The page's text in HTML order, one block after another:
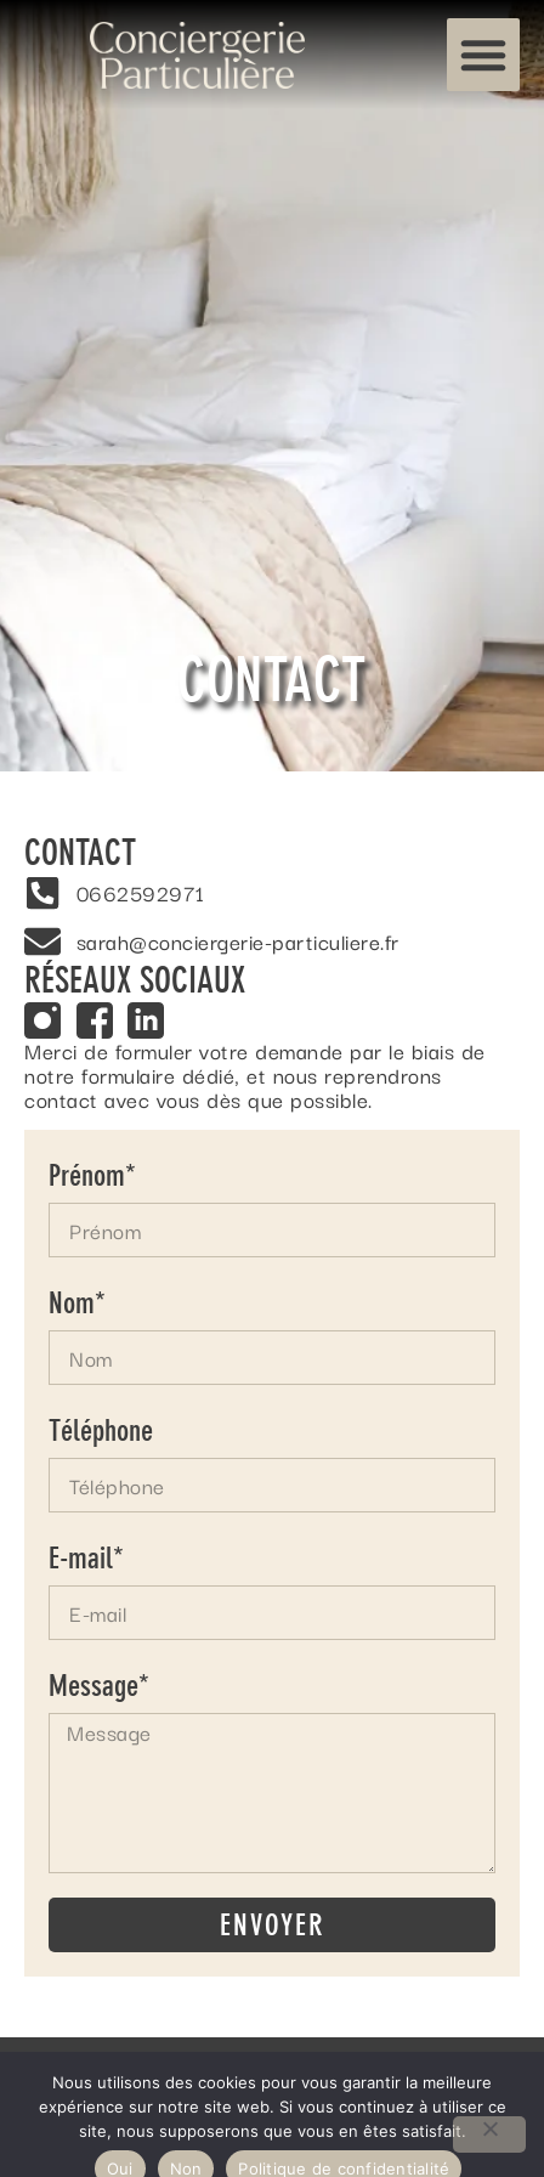
CONTACT
Merci de formuler votre demande par le biais de
notre formulaire dédié, et nous reprendrons
contact avec vous dès que possible.
CONTACT
0662592971
sarah@conciergerie-particuliere.fr
RÉSEAUX SOCIAUX
Prénom*
Nom*
Téléphone
E-mail*
Message*
ENVOYER
Nous utilisons des cookies pour vous garantir la meilleure
expérience sur notre site web. Si vous continuez à utiliser ce
site, nous supposerons que vous en êtes satisfait.
Oui
Non Politique de confidentialité